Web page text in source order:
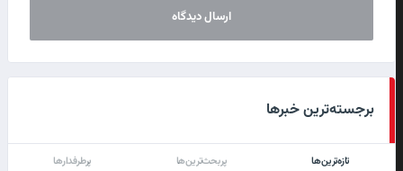
برجسته‌ترین خبرها
تازه‌ترین‌ها پربحث‌ترین‌ها پرطرفدارها